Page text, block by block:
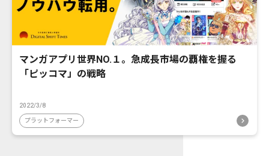
マンガアプリ世界NO.１。急成長市場の覇権を握る
「ピッコマ」の戦略
2022/3/8
プラットフォーマー